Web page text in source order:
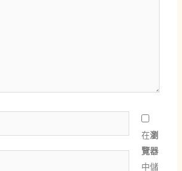
在瀏
覽器
中儲